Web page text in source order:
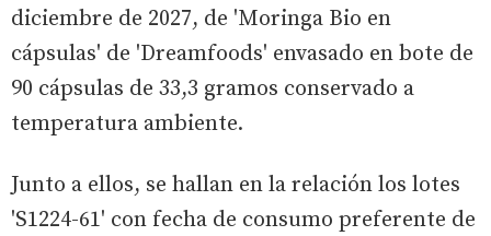
diciembre de 2027, de 'Moringa Bio en
cápsulas' de 'Dreamfoods' envasado en bote de
90 cápsulas de 33,3 gramos conservado a
temperatura ambiente.
Junto a ellos, se hallan en la relación los lotes
'S1224-61' con fecha de consumo preferente de